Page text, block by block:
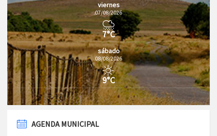
viernes
07/08/2026
7°C
sábado
08/08/2026
9°C
AGENDA MUNICIPAL